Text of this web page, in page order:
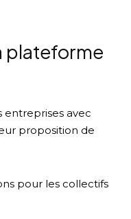
plateforme
avec
proposition de
pour les collectifs